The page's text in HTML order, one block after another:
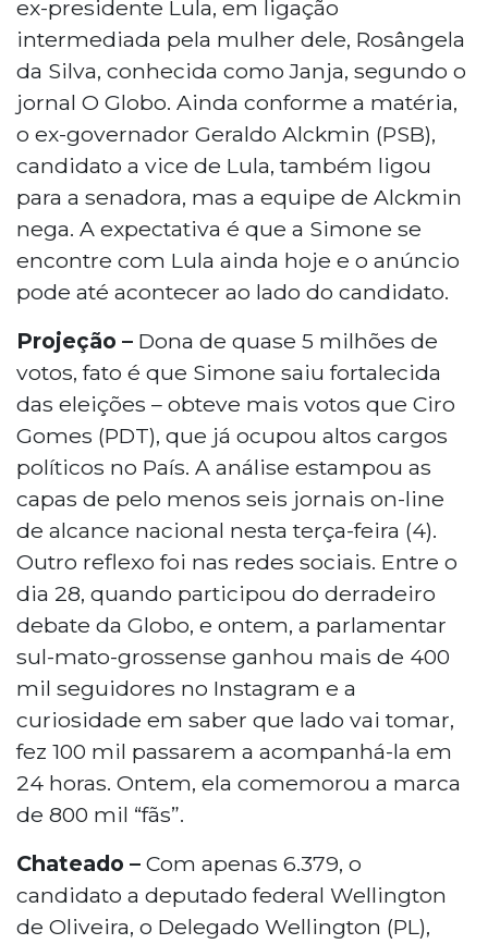
ex-presidente Lula, em ligação
intermediada pela mulher dele, Rosângela
da Silva, conhecida como Janja, segundo o
jornal O Globo. Ainda conforme a matéria,
o ex-governador Geraldo Alckmin (PSB),
candidato a vice de Lula, também ligou
para a senadora, mas a equipe de Alckmin
nega. A expectativa é que a Simone se
encontre com Lula ainda hoje e o anúncio
pode até acontecer ao lado do candidato.
Projeção – Dona de quase 5 milhões de
votos, fato é que Simone saiu fortalecida
das eleições – obteve mais votos que Ciro
Gomes (PDT), que já ocupou altos cargos
políticos no País. A análise estampou as
capas de pelo menos seis jornais on-line
de alcance nacional nesta terça-feira (4).
Outro reflexo foi nas redes sociais. Entre o
dia 28, quando participou do derradeiro
debate da Globo, e ontem, a parlamentar
sul-mato-grossense ganhou mais de 400
mil seguidores no Instagram e a
curiosidade em saber que lado vai tomar,
fez 100 mil passarem a acompanhá-la em
24 horas. Ontem, ela comemorou a marca
de 800 mil “fãs”.
Chateado – Com apenas 6.379, o
candidato a deputado federal Wellington
de Oliveira, o Delegado Wellington (PL),